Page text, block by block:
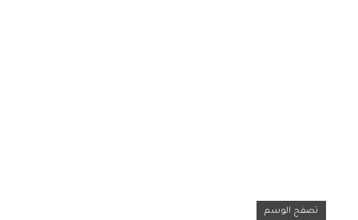
تصفح الوسم